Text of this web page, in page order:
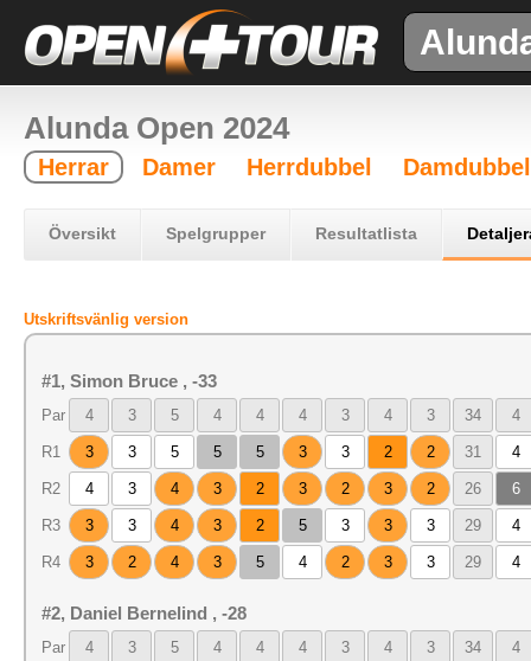
Alunda Open 2024
Herrar Damer Herrdubbel Damdubbel
Översikt Spelgrupper Resultatlista
Utskriftsvänlig version
#1, Simon Bruce , -33
Par 4 3 5 4 4 4 3 4 3 34 4
R1 3 3 5 5 5 3 3 2 2 31 4
R2 4 3 4 3 2 3 2 3 2 26 6
R3 3 3 4 3 2 5 3 3 3 29 4
R4 3 2 4 3 5 4 2 3 3 29 4
#2, Daniel Bernelind , -28
Par 4 3 5 4 4 4 3 4 3 34 4